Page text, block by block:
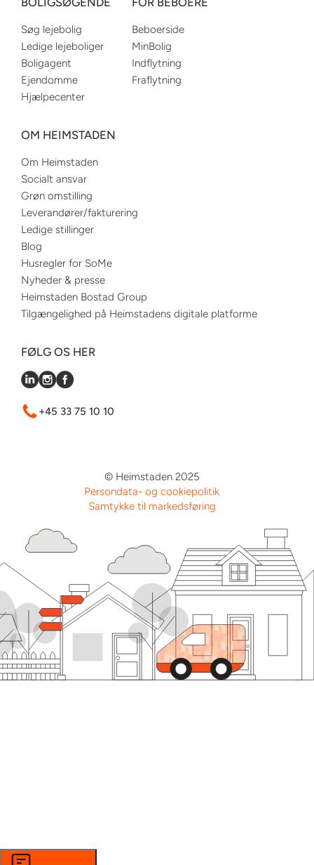
Søg lejebolig
Ledige lejeboliger
Boligagent
Ejendomme
Hjælpecenter
Beboerside
MinBolig
Indflytning
Fraflytning
OM HEIMSTADEN
Om Heimstaden
Socialt ansvar
Grøn omstilling
Leverandører/fakturering
Ledige stillinger
Blog
Husregler for SoMe
Nyheder & presse
Heimstaden Bostad Group
Tilgængelighed på Heimstadens digitale platforme
FØLG OS HER
+45 33 75 10 10
© Heimstaden 2025
Persondata- og cookiepolitik
Samtykke til markedsføring